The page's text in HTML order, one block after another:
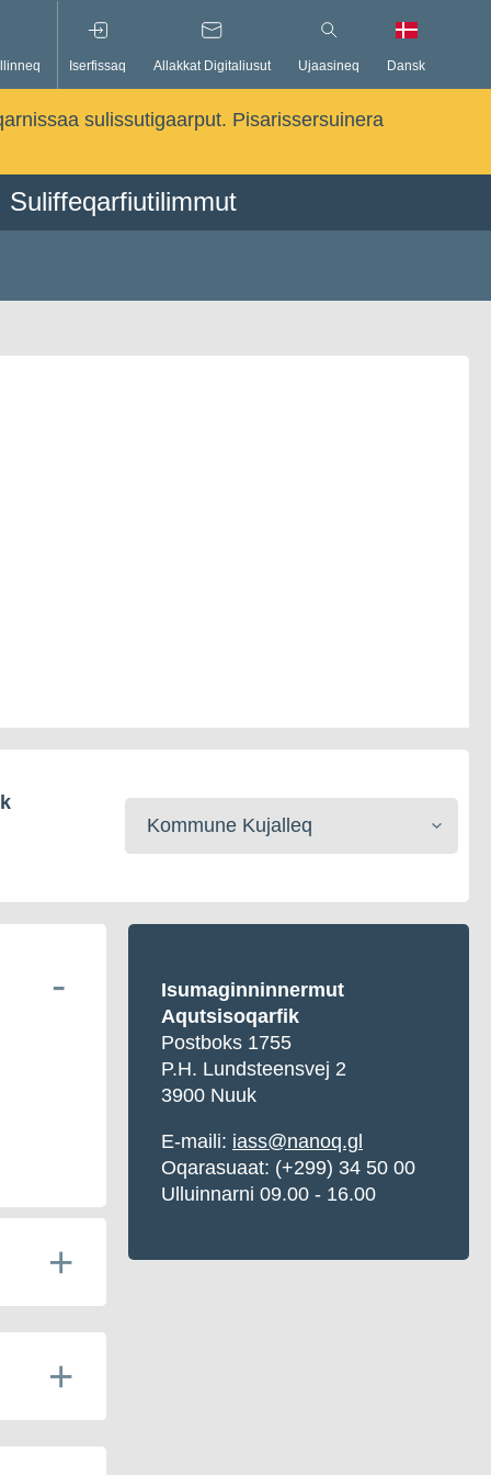
Iserfissaq Allakkat Digitaliusut Ujaasineq Dansk
sulissutigaarput. Pisarissersuinera
Suliffeqarfiutilimmut
Kommunerisat
toqqaruk
Isumaginninnermut
Aqutsisoqarfik
Postboks 1755
P.H. Lundsteensvej 2
3900 Nuuk
E-maili: iass@nanoq.gl
Oqarasuaat: (+299) 34 50 00
Ulluinnarni 09.00 - 16.00